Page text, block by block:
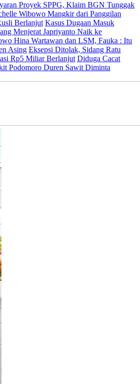
Proyek SPPG, Klaim BGN Tunggak
Wibowo Mangkir dari Panggilan
Berlanjut Kasus Dugaan Masuk
Menjerat Japriyanto Naik ke
Hina Wartawan dan LSM, Fauka : Itu
Asing Eksepsi Ditolak, Sidang Ratu
Rp5 Miliar Berlanjut Diduga Cacat
Podomoro Duren Sawit Diminta